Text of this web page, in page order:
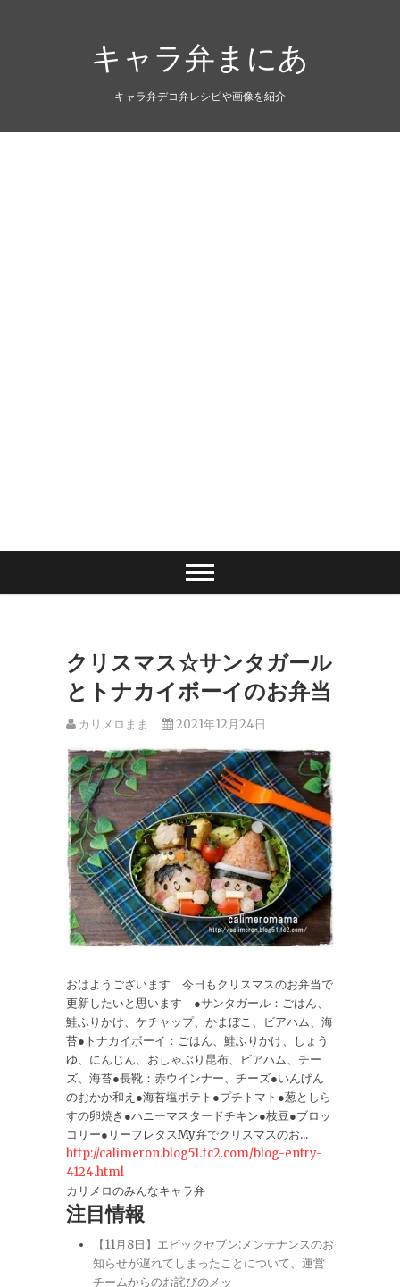
キャラ弁まにあ
キャラ弁デコ弁レシピや画像を紹介
クリスマス☆サンタガール
とトナカイボーイのお弁当
カリメロまま 2021年12月24日
おはようございます 今日もクリスマスのお弁当で
更新したいと思います ●サンタガール：ごはん、
鮭ふりかけ、ケチャップ、かまぼこ、ビアハム、海
苔●トナカイボーイ：ごはん、鮭ふりかけ、しょう
ゆ、にんじん、おしゃぶり昆布、ビアハム、チー
ズ、海苔●長靴：赤ウインナー、チーズ●いんげん
のおかか和え●海苔塩ポテト●プチトマト●葱としら
すの卵焼き●ハニーマスタードチキン●枝豆●ブロッ
コリー●リーフレタスMy弁でクリスマスのお...
http://calimeron.blog51.fc2.com/blog-entry-
4124.html
カリメロのみんなキャラ弁
注目情報
【11月8日】エピックセブン:メンテナンスのお
知らせが遅れてしまったことについて、運営
チームからのお詫びのメッ